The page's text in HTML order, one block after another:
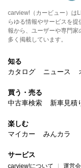
carview!（カービュー）は
らゆる情報やサービスを
報から、ユーザーや専門
多く掲載しています。
知る
カタログ
ニュース
買う・売る
中古車検索
新車見積
楽しむ
マイカー
みんカラ
サービス
carview!について 運営